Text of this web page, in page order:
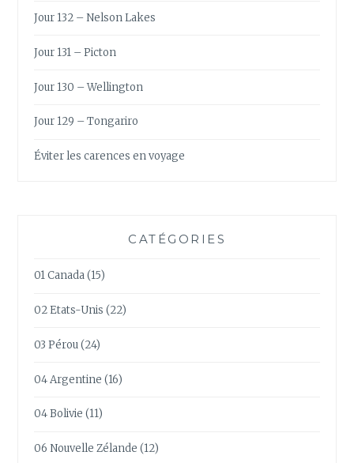
Jour 132 – Nelson Lakes
Jour 131 – Picton
Jour 130 – Wellington
Jour 129 – Tongariro
Éviter les carences en voyage
CATÉGORIES
01 Canada(15)
02 Etats-Unis (22)
03 Pérou(24)
04 Argentine (16)
04 Bolivie (11)
06 Nouvelle Zélande (12)